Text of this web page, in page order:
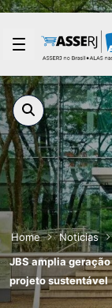
Saltar al
Home
Noticias
JBS amplia
projeto sustentável